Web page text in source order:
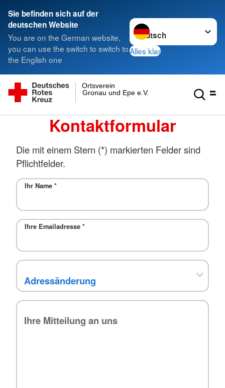
Sie befinden sich auf der
deutschen Website
You are on the German website,
you can use the switch to switch to
the English one
Sprache wechseln zu
Alles klar
Gronau und Epe e.V.
Ortsverein
Kontaktformular
Die mit einem Stern (*) markierten Felder sind
Pflichtfelder.
Ihr Name *
Ihre Emailadresse *